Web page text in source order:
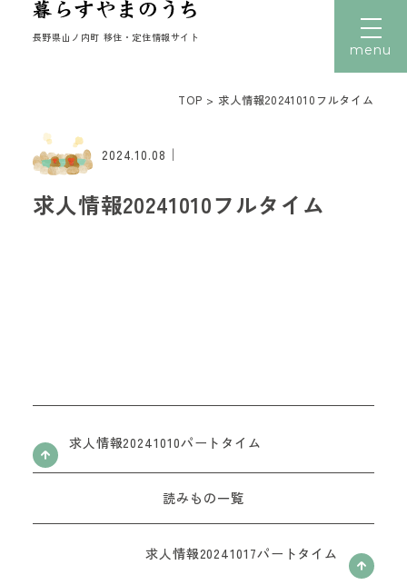
長野県山ノ内町 移住・定住情報サイト
小 中 大
働く
お問い合わせフォーム
menu
TOP > 求人情報20241010フルタイム
2024.10.08 ｜
求人情報20241010フルタイム
求人情報20241010パートタイム
読みもの一覧
求人情報20241017パートタイム